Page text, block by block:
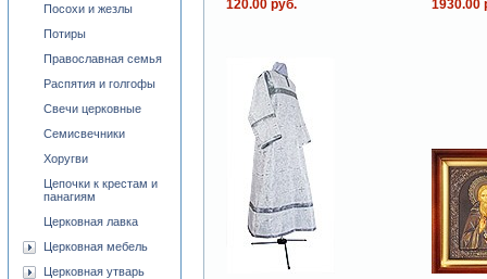
120.00 руб.
1930.00
Посохи и жезлы
Потиры
Православная семья
Распятия и голгофы
Свечи церковные
Семисвечники
Хоругви
Цепочки к крестам и
панагиям
Церковная лавка
Церковная мебель
Церковная утварь